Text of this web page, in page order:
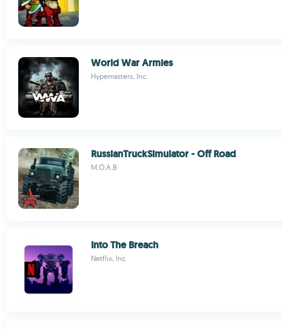
World War Armies
Hypemasters, Inc.
RussianTruckSimulator - Off Road
M.O.A.B
Into The Breach
Netflix, Inc.